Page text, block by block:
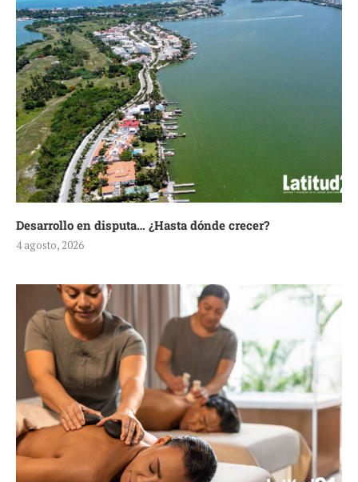
Desarrollo en disputa… ¿Hasta dónde crecer?
4 agosto, 2026